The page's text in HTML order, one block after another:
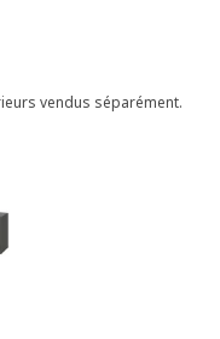
vendus séparément.